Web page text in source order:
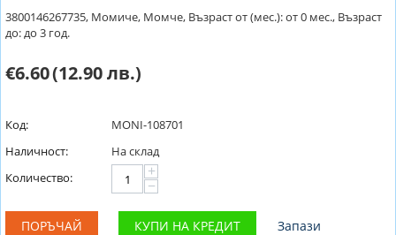
3800146267735, Момиче, Момче, Възраст от (мес.): от 0 мес., Възраст
до: до 3 год.
€6.60(12.90 лв.)
Код:
MONI-108701
Наличност:
На склад
Количество:
+
−
ПОРЪЧАЙ КУПИ НА КРЕДИТ Запази